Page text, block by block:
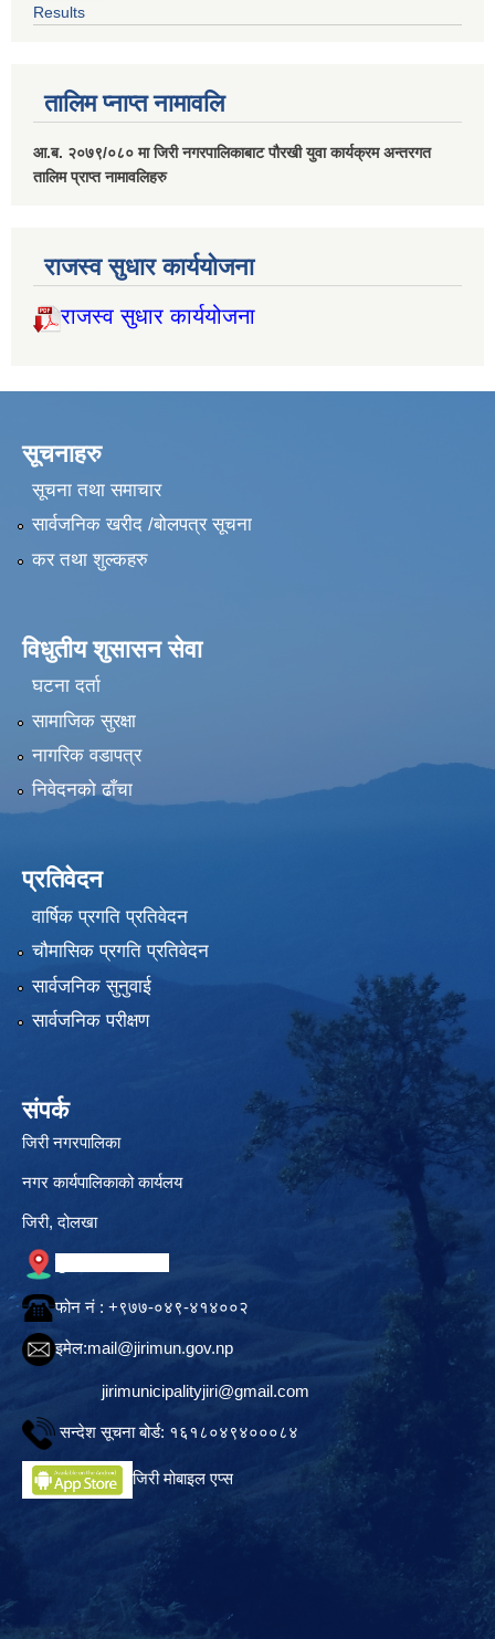
Results
तालिम प्नाप्त नामावलि
आ.ब. २०७९/०८० मा जिरी नगरपालिकाबाट पौरखी युवा कार्यक्रम अन्तरगत
तालिम प्राप्त नामावलिहरु
राजस्व सुधार कार्ययोजना
राजस्व सुधार कार्ययोजना
सूचनाहरु
सूचना तथा समाचार
सार्वजनिक खरीद /बोलपत्र सूचना
कर तथा शुल्कहरु
विधुतीय शुसासन सेवा
घटना दर्ता
सामाजिक सुरक्षा
नागरिक वडापत्र
निवेदनको ढाँचा
प्रतिवेदन
वार्षिक प्रगति प्रतिवेदन
चौमासिक प्रगति प्रतिवेदन
सार्वजनिक सुनुवाई
सार्वजनिक परीक्षण
संपर्क
जिरी नगरपालिका
नगर कार्यपालिकाको कार्यलय
जिरी, दोलखा
फोन नं‍ : +९७७-०४९-४१४००२
इमेल:mail@jirimun.gov.np
jirimunicipalityjiri@gmail.com
सन्देश सूचना बोर्ड: १६१८०४९४०००८४
जिरी मोबाइल एप्स